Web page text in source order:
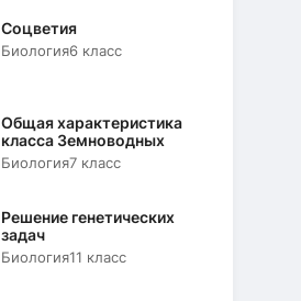
Соцветия
Биология6 класс
Общая характеристика
класса Земноводных
Биология7 класс
Решение генетических
задач
Биология11 класс